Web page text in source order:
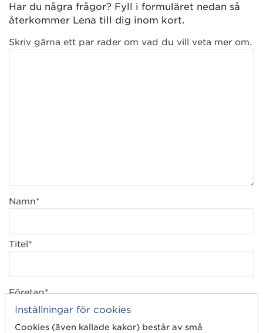
Har du några frågor? Fyll i formuläret nedan så
återkommer Lena till dig inom kort.
Skriv gärna ett par rader om vad du vill veta mer om.
Namn*
Titel*
Företag*
Inställningar för cookies
Cookies (även kallade kakor) består av små